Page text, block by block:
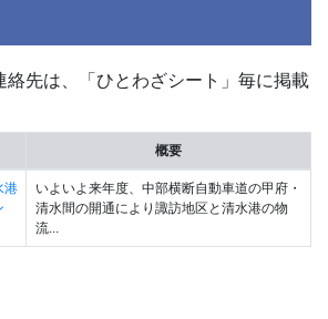
絡先は、「ひとわざシート」毎に掲載
概要
港
いよいよ来年度、中部横断自動車道の甲府・
清水間の開通により諏訪地区と清水港の物
流...